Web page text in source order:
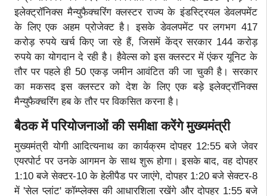
इलेक्ट्रॉनिक्स मैन्युफैक्चरिंग क्लस्टर राज्य के इंडस्ट्रियल डेवलपमेंट
के लिए एक अहम प्रोजेक्ट है। इसके डेवलपमेंट पर लगभग 417
करोड़ रुपये खर्च किए जा रहे हैं, जिसमें केंद्र सरकार 144 करोड़
रुपये का योगदान दे रही है। हैवेल्स को इस क्लस्टर में एंकर यूनिट के
तौर पर पहले ही 50 एकड़ जमीन आवंटित की जा चुकी है। सरकार
का मकसद इस क्लस्टर को देश के लिए एक बड़े इलेक्ट्रॉनिक्स
मैन्युफैक्चरिंग हब के तौर पर विकसित करना है।
बैठक में परियोजनाओं की समीक्षा करेंगे मुख्यमंत्री
मुख्यमंत्री योगी आदित्यनाथ का कार्यक्रम दोपहर 12:55 बजे जेवर
एयरपोर्ट पर उनके आगमन के साथ शुरू होगा। इसके बाद, वह दोपहर
1:10 बजे सेक्टर-10 के हेलीपैड पर जाएंगे, दोपहर 1:20 बजे सेक्टर-8
में 'सेल प्लांट' कॉम्प्लेक्स की आधारशिला रखेंगे और दोपहर 1:55 बजे